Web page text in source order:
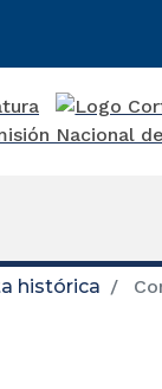
histórica